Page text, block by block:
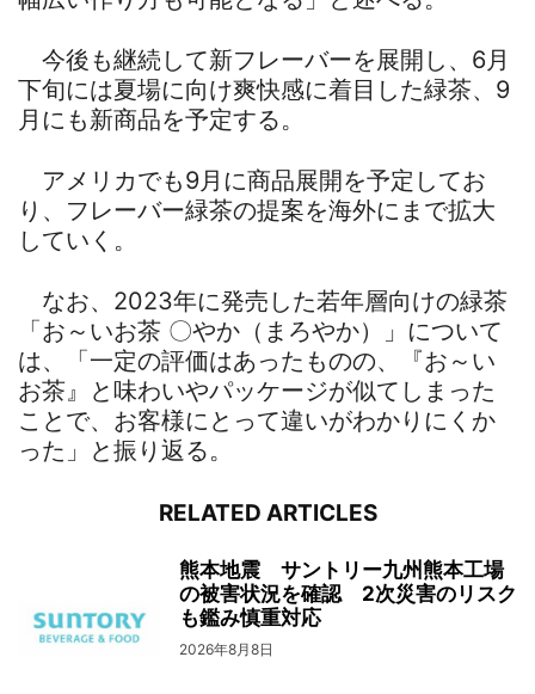
今後も継続して新フレーバーを展開し、6月
下旬には夏場に向け爽快感に着目した緑茶、9
月にも新商品を予定する。
アメリカでも9月に商品展開を予定してお
り、フレーバー緑茶の提案を海外にまで拡大
していく。
なお、2023年に発売した若年層向けの緑茶
「お～いお茶 〇やか（まろやか）」について
は、「一定の評価はあったものの、『お～い
お茶』と味わいやパッケージが似てしまった
ことで、お客様にとって違いがわかりにくか
った」と振り返る。
RELATED ARTICLES
熊本地震 サントリー九州熊本工場
の被害状況を確認 2次災害のリスク
も鑑み慎重対応
2026年8月8日